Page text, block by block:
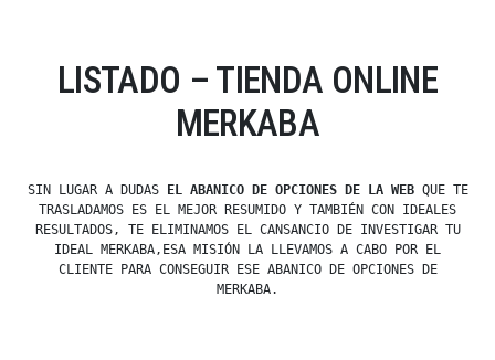
LISTADO – TIENDA ONLINE
MERKABA
SIN LUGAR A DUDAS EL ABANICO DE OPCIONES DE LA WEBQUE TE
TRASLADAMOS ES EL MEJOR RESUMIDO Y TAMBIÉN CON IDEALES
RESULTADOS, TE ELIMINAMOS EL CANSANCIO DE INVESTIGAR TU
IDEAL MERKABA,ESA MISIÓN LA LLEVAMOS A CABO POR EL
CLIENTE PARA CONSEGUIR ESE ABANICO DE OPCIONES DE
MERKABA.